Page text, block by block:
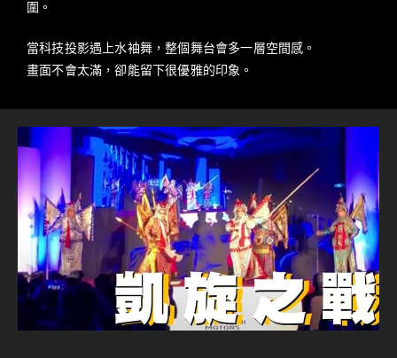
圍。
當科技投影遇上水袖舞，整個舞台會多一層空間感。
畫面不會太滿，卻能留下很優雅的印象。